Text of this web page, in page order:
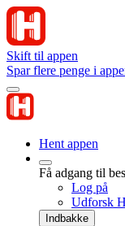
Skift til appen
Spar flere penge i
Hent appen
Få adgang til
Log på
Udforsk
Indbakke